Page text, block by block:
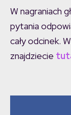
W nagraniach
pytania
cały odcinek.
znajdziecie